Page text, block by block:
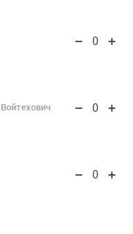
0
Вадим Войтехович 0
0